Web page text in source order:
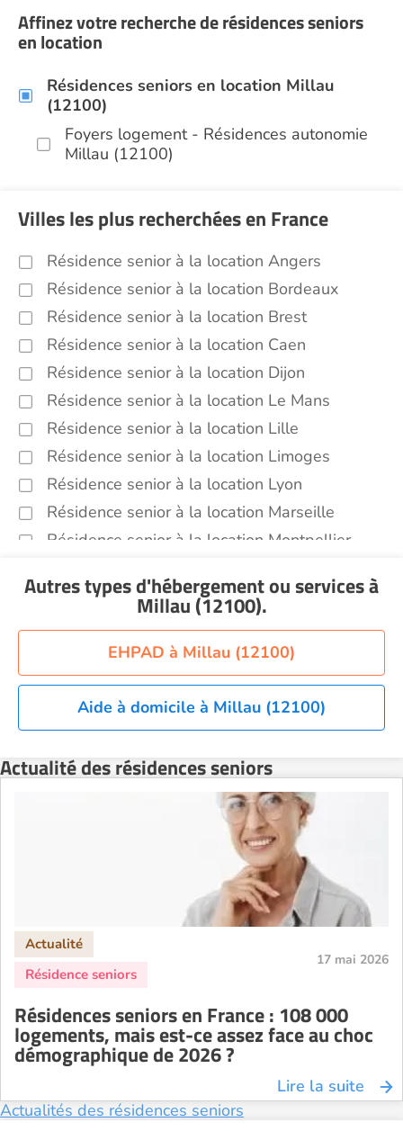
Affinez votre recherche de résidences seniors
en location
Résidences seniors en location Millau
(12100)
Foyers logement - Résidences autonomie
Millau (12100)
Villes les plus recherchées en France
Résidence senior à la location Angers
Résidence senior à la location Bordeaux
Résidence senior à la location Brest
Résidence senior à la location Caen
Résidence senior à la location Dijon
Résidence senior à la location Le Mans
Résidence senior à la location Lille
Résidence senior à la location Limoges
Résidence senior à la location Lyon
Résidence senior à la location Marseille
Résidence senior à la location Montpellier
Résidence senior à la location Nantes
Résidence senior à la location Orléans
Résidence senior à la location Perpignan
Résidence senior à la location Reims
Résidence senior à la location Rennes
Résidence senior à la location Strasbourg
Résidence senior à la location Toulouse
Autres types d'hébergement ou servicesà
Millau (12100).
EHPAD à Millau (12100)
Aide à domicile à Millau (12100)
Actualité des résidences seniors
17 mai 2026
Résidences seniors en France : 108 000
logements, mais est-ce assez face au choc
démographique de 2026 ?
Lire la suite
Actualités des résidences seniors